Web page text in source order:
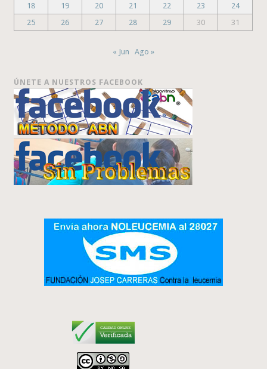
18
19 20 21 22 23
24
25
26 27 28 29 30 31
« Jun Ago »
ÚNETE A NUESTROS FACEBOOK